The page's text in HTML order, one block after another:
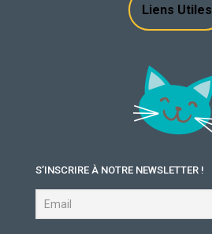
Liens Utiles
S’INSCRIRE À NOTRE NEWSLETTER !